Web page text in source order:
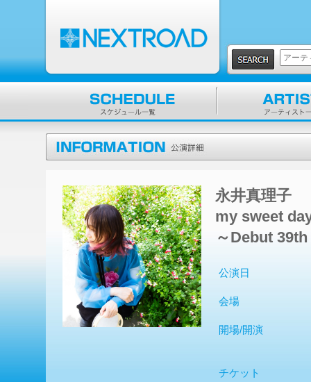
永井真理子
my sweet
～Debut
公演日
会場
開場/開演
チケット